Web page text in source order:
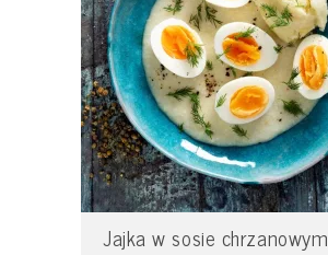
Jajka w sosie chrzanowym